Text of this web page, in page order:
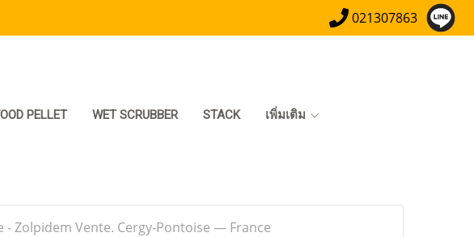
021307863
PELLET WET SCRUBBER STACK เพิ่มเติม
Zolpidem Vente. Cergy-Pontoise — France